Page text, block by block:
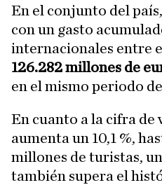
En el conjunto del
con un gasto
internacionales entre
126.282 millones de
en el mismo periodo
En cuanto a la cifra de
aumenta un 10,1 %,
millones de turistas,
también supera el